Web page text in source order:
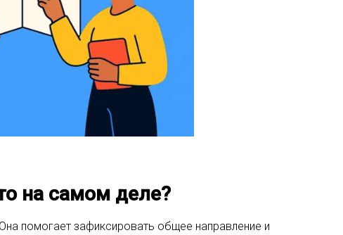
на самом деле?
помогает зафиксировать общее направление и